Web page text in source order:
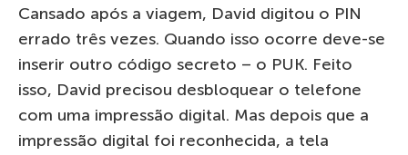
Cansado após a viagem, David digitou o PIN
errado três vezes. Quando isso ocorre deve-se
inserir outro código secreto – o PUK. Feito
isso, David precisou desbloquear o telefone
com uma impressão digital. Mas depois que a
impressão digital foi reconhecida, a tela